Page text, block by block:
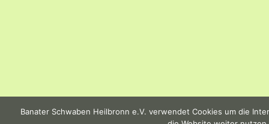
Banater Schwaben Heilbronn e.V. verwendet Cookies um die